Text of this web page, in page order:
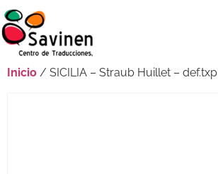
Inicio / SICILIA – Straub Huillet – def.txp